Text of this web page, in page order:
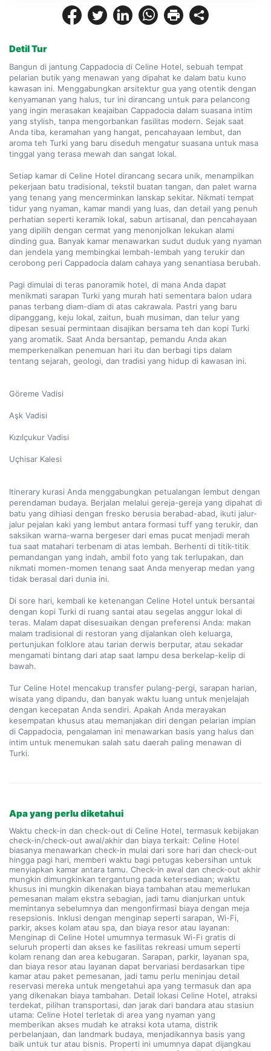
Detil Tur
Bangun di jantung Cappadocia di Celine Hotel, sebuah tempat
pelarian butik yang menawan yang dipahat ke dalam batu kuno
kawasan ini. Menggabungkan arsitektur gua yang otentik dengan
kenyamanan yang halus, tur ini dirancang untuk para pelancong
yang ingin merasakan keajaiban Cappadocia dalam suasana intim
yang stylish, tanpa mengorbankan fasilitas modern. Sejak saat
Anda tiba, keramahan yang hangat, pencahayaan lembut, dan
aroma teh Turki yang baru diseduh mengatur suasana untuk masa
tinggal yang terasa mewah dan sangat lokal.
Setiap kamar di Celine Hotel dirancang secara unik, menampilkan
pekerjaan batu tradisional, tekstil buatan tangan, dan palet warna
yang tenang yang mencerminkan lanskap sekitar. Nikmati tempat
tidur yang nyaman, kamar mandi yang luas, dan detail yang penuh
perhatian seperti keramik lokal, sabun artisanal, dan pencahayaan
yang dipilih dengan cermat yang menonjolkan lekukan alami
dinding gua. Banyak kamar menawarkan sudut duduk yang nyaman
dan jendela yang membingkai lembah-lembah yang terukir dan
cerobong peri Cappadocia dalam cahaya yang senantiasa berubah.
Pagi dimulai di teras panoramik hotel, di mana Anda dapat
menikmati sarapan Turki yang murah hati sementara balon udara
panas terbang diam-diam di atas cakrawala. Pastri yang baru
dipanggang, keju lokal, zaitun, buah musiman, dan telur yang
dipesan sesuai permintaan disajikan bersama teh dan kopi Turki
yang aromatik. Saat Anda bersantap, pemandu Anda akan
memperkenalkan penemuan hari itu dan berbagi tips dalam
tentang sejarah, geologi, dan tradisi yang hidup di kawasan ini.
Göreme Vadisi
Aşk Vadisi
Kızılçukur Vadisi
Uçhisar Kalesi
Itinerary kurasi Anda menggabungkan petualangan lembut dengan
perendaman budaya. Berjalan melalui gereja-gereja yang dipahat di
batu yang dihiasi dengan fresko berusia berabad-abad, ikuti jalur-
jalur pejalan kaki yang lembut antara formasi tuff yang terukir, dan
saksikan warna-warna bergeser dari emas pucat menjadi merah
tua saat matahari terbenam di atas lembah. Berhenti di titik-titik
pemandangan yang indah, ambil foto yang tak terlupakan, dan
nikmati momen-momen tenang saat Anda menyerap medan yang
tidak berasal dari dunia ini.
Di sore hari, kembali ke ketenangan Celine Hotel untuk bersantai
dengan kopi Turki di ruang santai atau segelas anggur lokal di
teras. Malam dapat disesuaikan dengan preferensi Anda: makan
malam tradisional di restoran yang dijalankan oleh keluarga,
pertunjukan folklore atau tarian derwis berputar, atau sekadar
mengamati bintang dari atap saat lampu desa berkelap-kelip di
bawah.
Tur Celine Hotel mencakup transfer pulang-pergi, sarapan harian,
wisata yang dipandu, dan banyak waktu luang untuk menjelajah
dengan kecepatan Anda sendiri. Apakah Anda merayakan
kesempatan khusus atau memanjakan diri dengan pelarian impian
di Cappadocia, pengalaman ini menawarkan basis yang halus dan
intim untuk menemukan salah satu daerah paling menawan di
Turki.
Apa yang perlu diketahui
Waktu check-in dan check-out di Celine Hotel, termasuk kebijakan
check-in/check-out awal/akhir dan biaya terkait: Celine Hotel
biasanya menawarkan check-in mulai dari sore hari dan check-out
hingga pagi hari, memberi waktu bagi petugas kebersihan untuk
menyiapkan kamar antara tamu. Check-in awal dan check-out akhir
mungkin dimungkinkan tergantung pada ketersediaan; waktu
khusus ini mungkin dikenakan biaya tambahan atau memerlukan
pemesanan malam ekstra sebagian, jadi tamu dianjurkan untuk
memintanya sebelumnya dan mengonfirmasi biaya dengan meja
resepsionis. Inklusi dengan menginap seperti sarapan, Wi-Fi,
parkir, akses kolam atau spa, dan biaya resor atau layanan:
Menginap di Celine Hotel umumnya termasuk Wi-Fi gratis di
seluruh properti dan akses ke fasilitas rekreasi umum seperti
kolam renang dan area kebugaran. Sarapan, parkir, layanan spa,
dan biaya resor atau layanan dapat bervariasi berdasarkan tipe
kamar atau paket pemesanan, jadi tamu perlu meninjau detail
reservasi mereka untuk mengetahui apa yang termasuk dan apa
yang dikenakan biaya tambahan. Detail lokasi Celine Hotel, atraksi
terdekat, pilihan transportasi, dan jarak dari bandara atau stasiun
utama: Celine Hotel terletak di area yang nyaman yang
memberikan akses mudah ke atraksi kota utama, distrik
perbelanjaan, dan landmark budaya, menjadikannya basis yang
baik untuk tur atau bisnis. Properti ini umumnya dapat dijangkau